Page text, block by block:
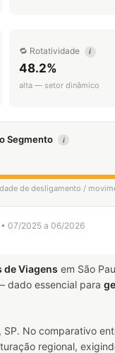
🔁 Rotatividade i
48.2%
alta — setor dinâmico
Segmento i
de desligamento /
• 07/2025 a 06/2026
de Viagens em São
dado essencial para
SP. No comparativo
regional,